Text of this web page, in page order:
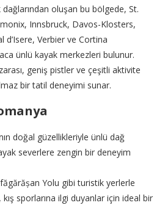
dağlarından oluşan bu bölgede, St.
Innsbruck, Davos-Klosters,
d’Isere, Verbier ve Cortina
ünlü kayak merkezleri bulunur.
geniş pistler ve çeşitli aktivite
bir tatil deneyimi sunar.
doğal güzellikleriyle ünlü dağ
severlere zengin bir deneyim
Yolu gibi turistik yerlerle
sporlarına ilgi duyanlar için ideal bir